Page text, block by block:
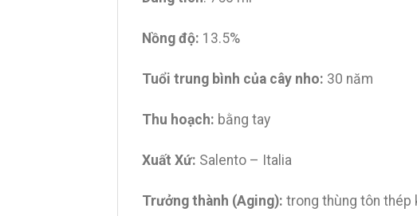
Nồng độ: 13.5%
Tuổi trung bình của cây nho: 30 năm
Thu hoạch: bằng tay
Xuất Xứ: Salento – Italia
Trưởng thành (Aging): trong thùng tôn thép